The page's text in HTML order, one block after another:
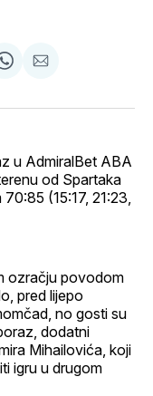
Sharepodijeli
u AdmiralBet ABA
od Spartaka
(15:17, 21:23,
ozračju povodom
pred lijepo
no gosti su
dodatni
Mihailovića, koji
igru u drugom